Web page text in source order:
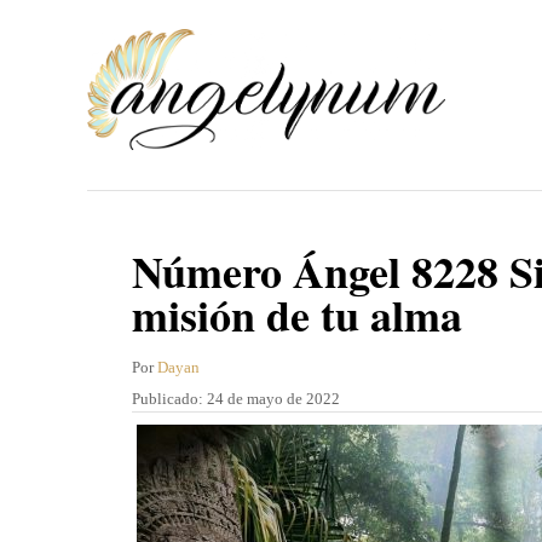
Número Ángel 8228
misión de tu alma
PorA
u
t
r
Dayan
P
u
c
Publicado: 24 de mayo de 2022